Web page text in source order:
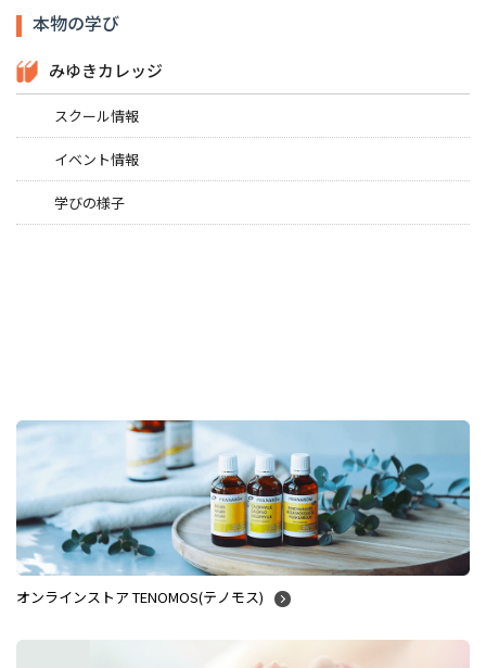
本物の学び
みゆきカレッジ
スクール情報
イベント情報
学びの様子
オンラインストア TENOMOS(テノモス)